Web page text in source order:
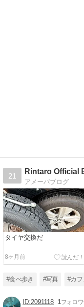
21
Rintaro Official
アメーバブログ
タイヤ交換だ
8ヶ月前
#食べ歩き #写真 #カフ
2091118 1